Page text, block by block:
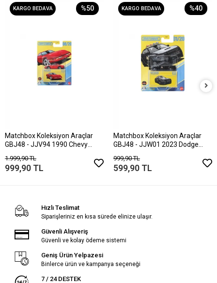
KARGO BEDAVA %50
Matchbox Koleksiyon Araçlar
GBJ48 - JJV94 1990 Chevy
1.999,90 TL
999,90 TL
KARGO BEDAVA %40
Matchbox Koleksiyon Araçlar
GBJ48 - JJW01 2023 Dodge
999,90 TL
599,90 TL
Hızlı Teslimat
Siparişleriniz en kısa sürede elinize ulaşır.
Güvenli Alışveriş
Güvenli ve kolay ödeme sistemi
Geniş Ürün Yelpazesi
Binlerce ürün ve kampanya seçeneği
7 / 24 DESTEK